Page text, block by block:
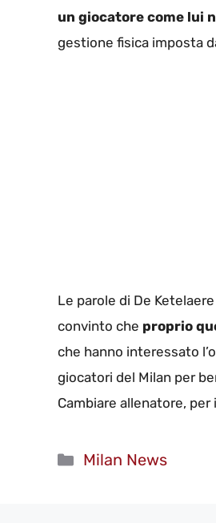
un giocatore come lui
gestione fisica imposta
Le parole di De
convinto che proprio
che hanno interessato
giocatori del Milan per
Cambiare allenatore,
Categorie
Milan News